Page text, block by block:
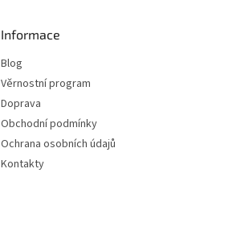
Informace
Blog
Věrnostní program
Doprava
Obchodní podmínky
Ochrana osobních údajů
Kontakty